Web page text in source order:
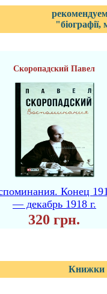
Скоропадский Павел
Конец
— декабрь 1918 г.
320 грн.
Книжки